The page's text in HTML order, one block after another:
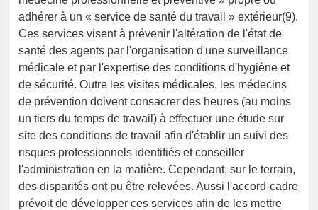
adhérer à un « service de santé du travail » extérieur(9).
Ces services visent à prévenir l'altération de l'état de
santé des agents par l'organisation d'une surveillance
médicale et par l'expertise des conditions d'hygiène et
de sécurité. Outre les visites médicales, les médecins
de prévention doivent consacrer des heures (au moins
un tiers du temps de travail) à effectuer une étude sur
site des conditions de travail afin d'établir un suivi des
risques professionnels identifiés et conseiller
l'administration en la matière. Cependant, sur le terrain,
des disparités ont pu être relevées. Aussi l'accord-cadre
prévoit de développer ces services afin de les mettre